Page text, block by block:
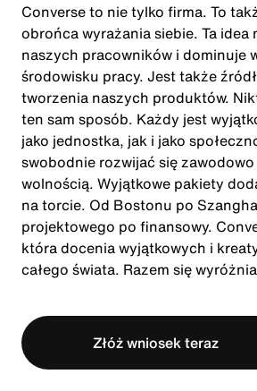
Converse to nie tylko firma. To
obrońca wyrażania siebie. Ta idea
naszych pracowników i dominuje
środowisku pracy. Jest także
tworzenia naszych produktów.
ten sam sposób. Każdy jest
jako jednostka, jak i jako
swobodnie rozwijać się
wolnością. Wyjątkowe pakiety
na torcie. Od Bostonu po
projektowego po finansowy.
która docenia wyjątkowych i
całego świata. Razem się
Złóż wniosek teraz